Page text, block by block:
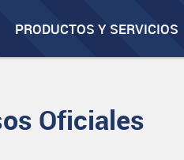
PRODUCTOS Y SERVICIOS
Oficiales